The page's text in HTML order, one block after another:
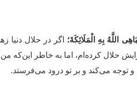
اللَّهُ بِهِ الْمَلَائِكَةَ؛ اگر در حلال دنیا
حلال کرده‌ام، اما به خاطر این‌که
و توجه می‌کند و بر تو درود می‌فرستد.